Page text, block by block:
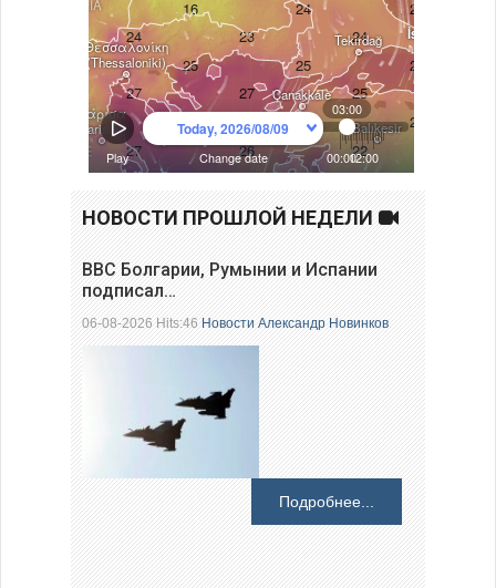
НОВОСТИ ПРОШЛОЙ НЕДЕЛИ
ВВС Болгарии, Румынии и Испании
подписал…
06-08-2026 Hits:46Новости Александр Новинков
Подробнее...